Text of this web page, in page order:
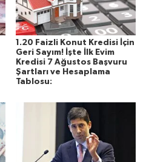
1.20 Faizli Konut Kredisi İçin
Geri Sayım! İşte İlk Evim
Kredisi 7 Ağustos Başvuru
Şartları ve Hesaplama
Tablosu: